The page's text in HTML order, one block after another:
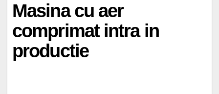
Masina cu aer
comprimat intra in
productie